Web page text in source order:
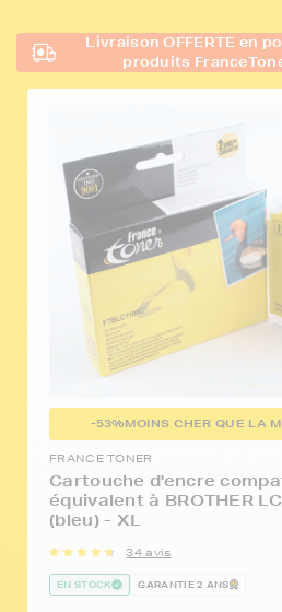
Livraison OFFERTE en
produits
-53%MOINS CHER QUE LA
FRANCE TONER
Cartouche d'encre
équivalent à BROTHER
(bleu) - XL
34 avis
EN STOCK GARANTIE 2 ANS